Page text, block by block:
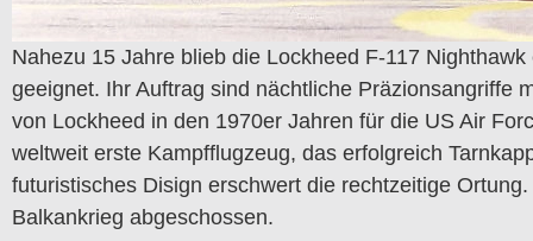
Nahezu 15 Jahre blieb die Lockheed F-117
geeignet. Ihr Auftrag sind nächtliche Präzionsangriffe
von Lockheed in den 1970er Jahren für die US Air
weltweit erste Kampfflugzeug, das erfolgreich
futuristisches Disign erschwert die rechtzeitige
Balkankrieg abgeschossen.